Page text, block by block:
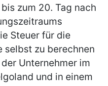
zum 20. Tag nach
Steuer für die
selbst zu berechnen
Unternehmer im
und in einem